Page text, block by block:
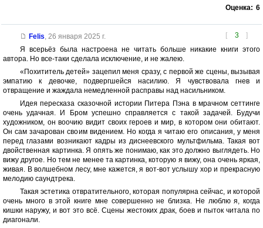
Оценка: 6
[ 3 ]
Felis, 26 января 2025 г.
Я всерьёз была настроена не читать больше никакие книги этого
автора. Но все-таки сделала исключение, и не жалею.
«Похититель детей» зацепил меня сразу, с первой же сцены, вызывая
эмпатию к девочке, подвергшейся насилию. Я чувствовала гнев и
отвращение и жаждала немедленной расправы над насильником.
Идея пересказа сказочной истории Питера Пэна в мрачном сеттинге
очень удачная. И Бром успешно справляется с такой задачей. Будучи
художником, он воочию видит своих героев и мир, в котором они обитают.
Он сам зачарован своим видением. Но когда я читаю его описания, у меня
перед глазами возникают кадры из диснеевского мультфильма. Такая вот
двойственная картинка. Я опять же понимаю, как это должно выглядеть. Но
вижу другое. Но тем не менее та картинка, которую я вижу, она очень яркая,
живая. В волшебном лесу, мне кажется, я вот-вот услышу хор и прекрасную
мелодию саундтрека.
Такая эстетика отвратительного, которая популярна сейчас, и которой
очень много в этой книге мне совершенно не близка. Не люблю я, когда
кишки наружу, и вот это всё. Сцены жестоких драк, боев и пыток читала по
диагонали.